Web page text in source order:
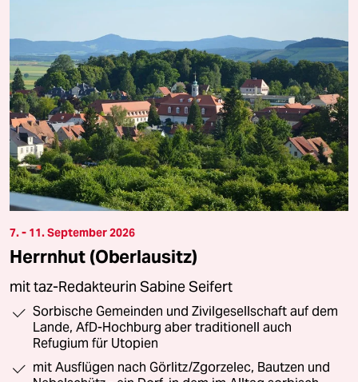
7. - 11. September 2026
Herrnhut (Oberlausitz)
mit taz-Redakteurin Sabine Seifert
Sorbische Gemeinden und Zivilgesellschaft auf dem
Lande, AfD-Hochburg aber traditionell auch
Refugium für Utopien
mit Ausflügen nach Görlitz/Zgorzelec, Bautzen und